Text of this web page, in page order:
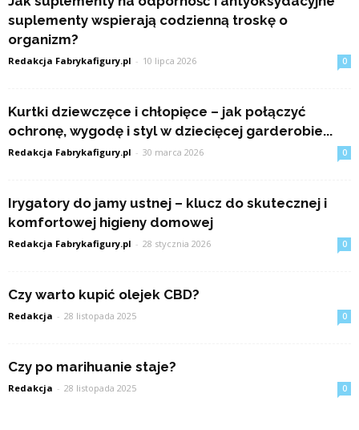
suplementy wspierają codzienną troskę o
organizm?
Redakcja Fabrykafigury.pl - 10 lipca 2026 0
Kurtki dziewczęce i chłopięce – jak połączyć
ochronę, wygodę i styl w dziecięcej garderobie...
Redakcja Fabrykafigury.pl - 30 marca 2026 0
Irygatory do jamy ustnej – klucz do skutecznej i
komfortowej higieny domowej
Redakcja Fabrykafigury.pl - 28 stycznia 2026 0
Czy warto kupić olejek CBD?
Redakcja - 28 listopada 2025 0
Czy po marihuanie staje?
Redakcja - 28 listopada 2025 0